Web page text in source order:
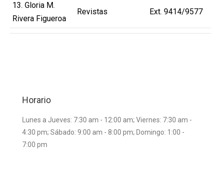
13. Gloria M.
Rivera Figueroa
Revistas Ext. 9414/9577
Horario
Lunes a Jueves: 7:30 am - 12:00 am; Viernes: 7:30 am -
4:30 pm; Sábado: 9:00 am - 8:00 pm; Domingo: 1:00 -
7:00 pm